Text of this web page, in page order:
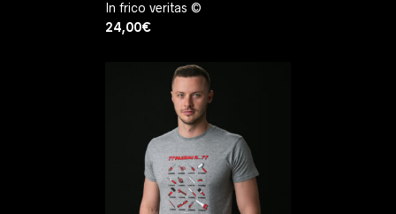
In frico veritas ©
24,00€